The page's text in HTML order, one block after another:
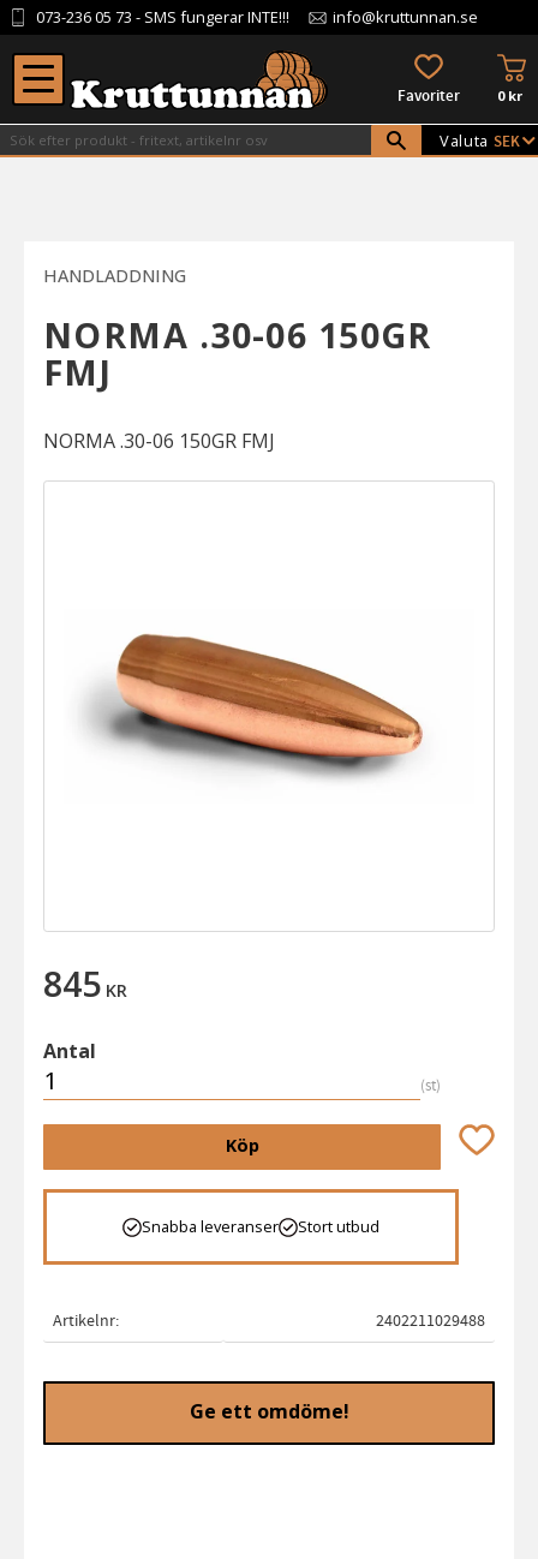
Meny
073-236 05 73 - SMS fungerar INTE!!! info@kruttunnan.se
FAVORITER 0kr
Valuta
HANDLADDNING
NORMA .30-06 150GR
FMJ
NORMA .30-06 150GR FMJ
845 KR
Antal
st
Köp Lägg till
Snabba leveranser Stort utbud
Artikelnr 2402211029488
Ge ett omdöme!